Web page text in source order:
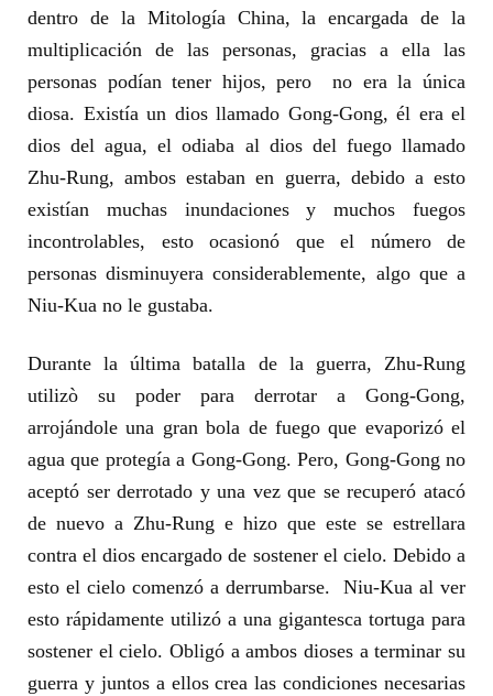
dentro de la Mitología China, la encargada de la
multiplicación de las personas, gracias a ella las
personas podían tener hijos, pero no era la única
diosa. Existía un dios llamado Gong-Gong, él era el
dios del agua, el odiaba al dios del fuego llamado
Zhu-Rung, ambos estaban en guerra, debido a esto
existían muchas inundaciones y muchos fuegos
incontrolables, esto ocasionó que el número de
personas disminuyera considerablemente, algo que a
Niu-Kua no le gustaba.
Durante la última batalla de la guerra, Zhu-Rung
utilizò su poder para derrotar a Gong-Gong,
arrojándole una gran bola de fuego que evaporizó el
agua que protegía a Gong-Gong. Pero, Gong-Gong no
aceptó ser derrotado y una vez que se recuperó atacó
de nuevo a Zhu-Rung e hizo que este se estrellara
contra el dios encargado de sostener el cielo. Debido a
esto el cielo comenzó a derrumbarse. Niu-Kua al ver
esto rápidamente utilizó a una gigantesca tortuga para
sostener el cielo. Obligó a ambos dioses a terminar su
guerra y juntos a ellos crea las condiciones necesarias